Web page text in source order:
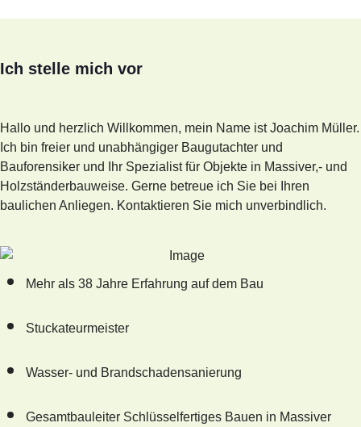
Ich stelle mich vor
Hallo und herzlich Willkommen, mein Name ist Joachim Müller.
Ich bin freier und unabhängiger Baugutachter und
Bauforensiker und Ihr Spezialist für Objekte in Massiver,- und
Holzständerbauweise. Gerne betreue ich Sie bei Ihren
baulichen Anliegen. Kontaktieren Sie mich unverbindlich.
Mehr als 38 Jahre Erfahrung auf dem Bau
Stuckateurmeister
Wasser- und Brandschadensanierung
Gesamtbauleiter Schlüsselfertiges Bauen in Massiver